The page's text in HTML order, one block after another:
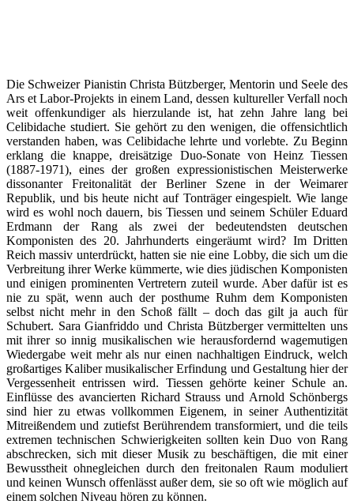
Die Schweizer Pianistin Christa Bützberger, Mentorin und Seele des
Ars et Labor-Projekts in einem Land, dessen kultureller Verfall noch
weit offenkundiger als hierzulande ist, hat zehn Jahre lang bei
Celibidache studiert. Sie gehört zu den wenigen, die offensichtlich
verstanden haben, was Celibidache lehrte und vorlebte. Zu Beginn
erklang die knappe, dreisätzige Duo-Sonate von Heinz Tiessen
(1887-1971), eines der großen expressionistischen Meisterwerke
dissonanter Freitonalität der Berliner Szene in der Weimarer
Republik, und bis heute nicht auf Tonträger eingespielt. Wie lange
wird es wohl noch dauern, bis Tiessen und seinem Schüler Eduard
Erdmann der Rang als zwei der bedeutendsten deutschen
Komponisten des 20. Jahrhunderts eingeräumt wird? Im Dritten
Reich massiv unterdrückt, hatten sie nie eine Lobby, die sich um die
Verbreitung ihrer Werke kümmerte, wie dies jüdischen Komponisten
und einigen prominenten Vertretern zuteil wurde. Aber dafür ist es
nie zu spät, wenn auch der posthume Ruhm dem Komponisten
selbst nicht mehr in den Schoß fällt – doch das gilt ja auch für
Schubert. Sara Gianfriddo und Christa Bützberger vermittelten uns
mit ihrer so innig musikalischen wie herausfordernd wagemutigen
Wiedergabe weit mehr als nur einen nachhaltigen Eindruck, welch
großartiges Kaliber musikalischer Erfindung und Gestaltung hier der
Vergessenheit entrissen wird. Tiessen gehörte keiner Schule an.
Einflüsse des avancierten Richard Strauss und Arnold Schönbergs
sind hier zu etwas vollkommen Eigenem, in seiner Authentizität
Mitreißendem und zutiefst Berührendem transformiert, und die teils
extremen technischen Schwierigkeiten sollten kein Duo von Rang
abschrecken, sich mit dieser Musik zu beschäftigen, die mit einer
Bewusstheit ohnegleichen durch den freitonalen Raum moduliert
und keinen Wunsch offenlässt außer dem, sie so oft wie möglich auf
einem solchen Niveau hören zu können.